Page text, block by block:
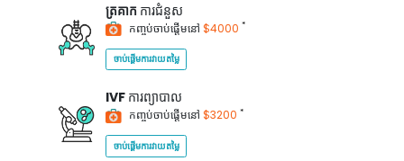
ត្រគាក ការជំនួស
កញ្ចប់ចាប់ផ្តើមនៅ $4000 *
ចាប់ផ្តើមការវាយតម្លៃ
IVF ការព្យាបាល
កញ្ចប់ចាប់ផ្តើមនៅ $3200 *
ចាប់ផ្តើមការវាយតម្លៃ